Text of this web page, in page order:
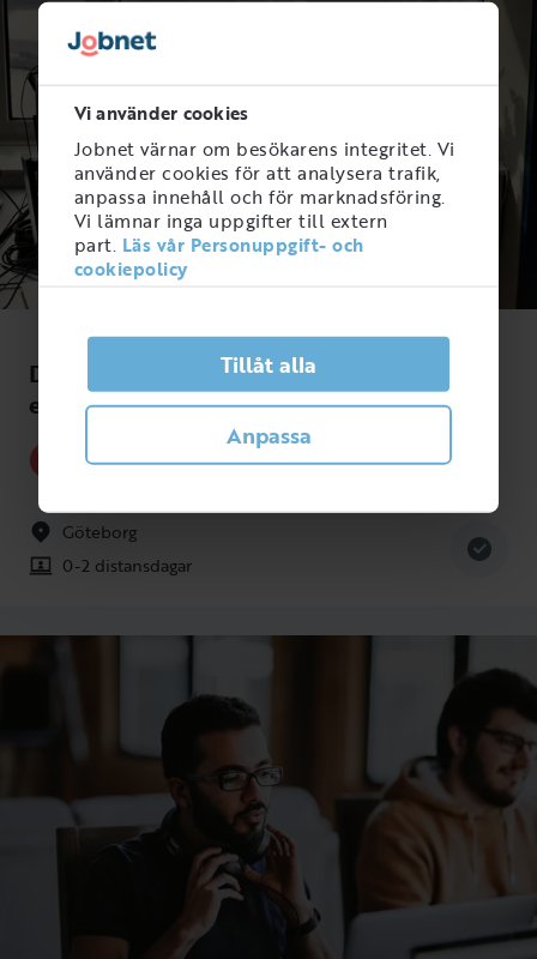
Vi använder cookies
Jobnet värnar om besökarens integritet. Vi
använder cookies för att analysera trafik,
anpassa innehåll och för marknadsföring.
Vi lämnar inga uppgifter till extern
part. Läs vår Personuppgift- och
cookiepolicy
Tillåt alla
Anpassa
Development Lead till techbolag i
expansionsfas
Yoin Technologies
IT-tjänster
Göteborg
0-2 distansdagar